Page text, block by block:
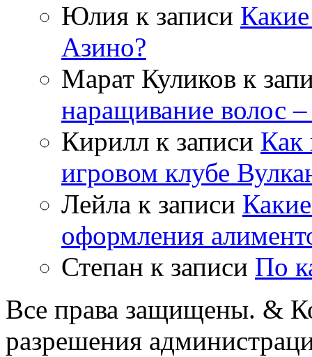
Юлия к записи
Азино?
Марат Куликов к
наращивание волос
Кирилл к записи Как
игровом клубе
Лейла к записи
оформления
Степан к записи По
Все права защищены. &
разрешения